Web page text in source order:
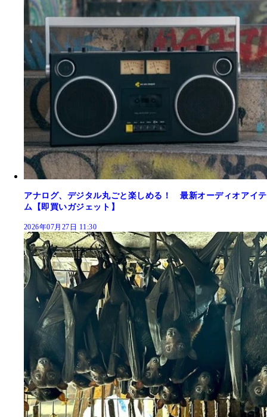
アナログ、デジタル丸ごと楽しめる！ 最新オーディオアイテ
ム【即買いガジェット】
2026年07月27日 11:30